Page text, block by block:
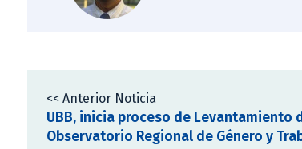
<< Anterior Noticia
UBB, inicia proceso de Levantamiento
Observatorio Regional de Género y